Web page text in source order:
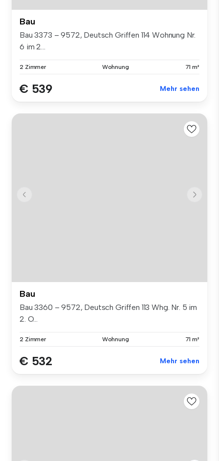
Bau
Bau 3373 – 9572, Deutsch Griffen 114 Wohnung Nr.
6 im 2...
2 Zimmer Wohnung 71 m²
€ 539 Mehr sehen
Bau
Bau 3360 – 9572, Deutsch Griffen 113 Whg. Nr. 5 im
2. O...
2 Zimmer Wohnung 71 m²
€ 532 Mehr sehen